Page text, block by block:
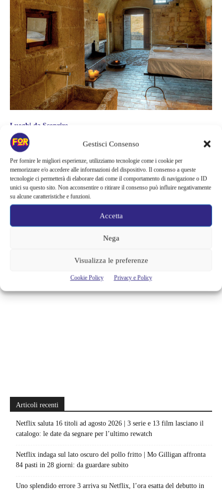
Gestisci Consenso
Per fornire le migliori esperienze, utilizziamo tecnologie come i cookie per
memorizzare e/o accedere alle informazioni del dispositivo. Il consenso a queste
tecnologie ci permetterà di elaborare dati come il comportamento di navigazione o ID
unici su questo sito. Non acconsentire o ritirare il consenso può influire negativamente
su alcune caratteristiche e funzioni.
Accetta
Nega
Visualizza le preferenze
Cookie Policy Privacy e Policy
Luoghi da Scoprire
LE GROTTE DELLA CIVITA,
ESPERIENZA UNICA E
INDIMENTICABILE
Quella che vi propongo oggi non è esattamente una gita fuori porta, ma
un vero e proprio viaggio alla scoperta di tesori e meraviglie che fanno
Articoli recenti
Netflix saluta 16 titoli ad agosto 2026 | 3 serie e 13 film lasciano il
catalogo: le date da segnare per l’ultimo rewatch
Netflix indaga sul lato oscuro del pollo fritto | Mo Gilligan affronta
84 pasti in 28 giorni: da guardare subito
Uno splendido errore 3 arriva su Netflix, l’ora esatta del debutto in